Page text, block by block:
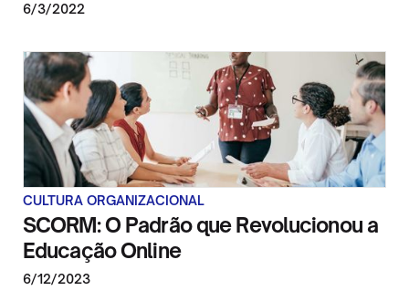
6/3/2022
CULTURA ORGANIZACIONAL
SCORM: O Padrão que Revolucionou a
Educação Online
6/12/2023